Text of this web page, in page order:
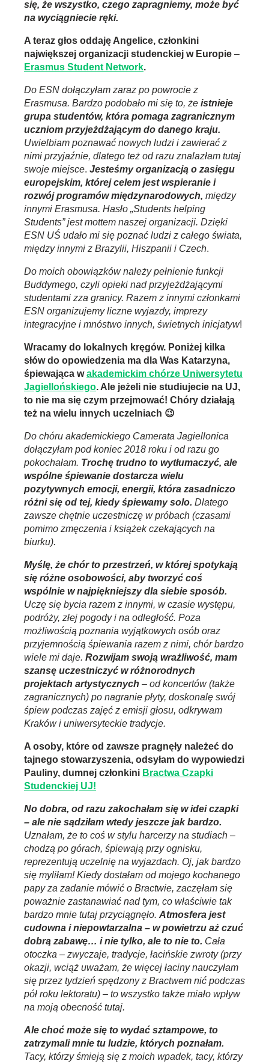
się, że wszystko, czego zapragniemy, może być
na wyciągniecie ręki.
A teraz głos oddaję Angelice, członkini
największej organizacji studenckiej w Europie –
Erasmus Student Network.
Do ESN dołączyłam zaraz po powrocie z
Erasmusa. Bardzo podobało mi się to, że istnieje
grupa studentów, która pomaga zagranicznym
uczniom przyjeżdżającym do danego kraju.
Uwielbiam poznawać nowych ludzi i zawierać z
nimi przyjaźnie, dlatego też od razu znalazłam tutaj
swoje miejsce. Jesteśmy organizacją o zasięgu
europejskim, której celem jest wspieranie i
rozwój programów międzynarodowych, między
innymi Erasmusa. Hasło „Students helping
Students” jest mottem naszej organizacji. Dzięki
ESN UŚ udało mi się poznać ludzi z całego świata,
między innymi z Brazylii, Hiszpanii i Czech.
Do moich obowiązków należy pełnienie funkcji
Buddymego, czyli opieki nad przyjeżdżającymi
studentami zza granicy. Razem z innymi członkami
ESN organizujemy liczne wyjazdy, imprezy
integracyjne i mnóstwo innych, świetnych inicjatyw!
Wracamy do lokalnych kręgów. Poniżej kilka
słów do opowiedzenia ma dla Was Katarzyna,
śpiewająca wakademickim chórze Uniwersytetu
Jagiellońskiego. Ale jeżeli nie studiujecie na UJ,
to nie ma się czym przejmować! Chóry działają
też na wielu innych uczelniach 😉
Do chóru akademickiego Camerata Jagiellonica
dołączyłam pod koniec 2018 roku i od razu go
pokochałam. Trochę trudno to wytłumaczyć, ale
wspólne śpiewanie dostarcza wielu
pozytywnych emocji, energii, która zasadniczo
różni się od tej, kiedy śpiewamy solo. Dlatego
zawsze chętnie uczestniczę w próbach (czasami
pomimo zmęczenia i książek czekających na
biurku).
Myślę, że chór to przestrzeń, w której spotykają
się różne osobowości, aby tworzyć coś
wspólnie w najpiękniejszy dla siebie sposób.
Uczę się bycia razem z innymi, w czasie występu,
podróży, złej pogody i na odległość. Poza
możliwością poznania wyjątkowych osób oraz
przyjemnością śpiewania razem z nimi, chór bardzo
wiele mi daje. Rozwijam swoją wrażliwość, mam
szansę uczestniczyć w różnorodnych
projektach artystycznych – od koncertów (także
zagranicznych) po nagranie płyty, doskonalę swój
śpiew podczas zajęć z emisji głosu, odkrywam
Kraków i uniwersyteckie tradycje.
A osoby, które od zawsze pragnęły należeć do
tajnego stowarzyszenia, odsyłam do wypowiedzi
Pauliny, dumnej członkini Bractwa Czapki
Studenckiej UJ!
No dobra, od razu zakochałam się w idei czapki
– ale nie sądziłam wtedy jeszcze jak bardzo.
Uznałam, że to coś w stylu harcerzy na studiach –
chodzą po górach, śpiewają przy ognisku,
reprezentują uczelnię na wyjazdach. Oj, jak bardzo
się myliłam! Kiedy dostałam od mojego kochanego
papy za zadanie mówić o Bractwie, zaczęłam się
poważnie zastanawiać nad tym, co właściwie tak
bardzo mnie tutaj przyciągnęło. Atmosfera jest
cudowna i niepowtarzalna – w powietrzu aż czuć
dobrą zabawę… i nie tylko, ale to nie to. Cała
otoczka – zwyczaje, tradycje, łacińskie zwroty (przy
okazji, wciąż uważam, że więcej łaciny nauczyłam
się przez tydzień spędzony z Bractwem nić podczas
pół roku lektoratu) – to wszystko także miało wpływ
na moją obecność tutaj.
Ale choć może się to wydać sztampowe, to
zatrzymali mnie tu ludzie, których poznałam.
Tacy, którzy śmieją się z moich wpadek, tacy, którzy